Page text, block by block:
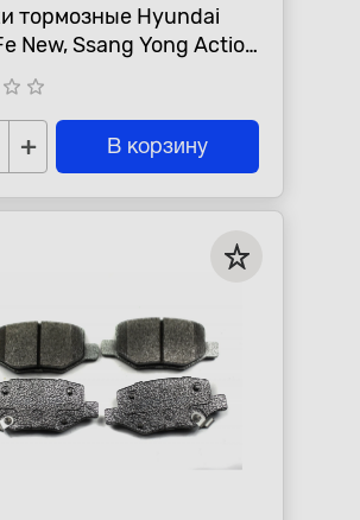
тормозные Hyundai
New, Ssang Yong Action
передние
star_border star_border
+ В корзину